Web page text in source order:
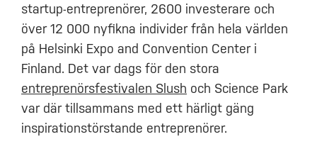
startup-entreprenörer, 2600 investerare och
över 12 000 nyfikna individer från hela världen
på Helsinki Expo and Convention Center i
Finland. Det var dags för den stora
entreprenörsfestivalen Slush och Science Park
var där tillsammans med ett härligt gäng
inspirationstörstande entreprenörer.